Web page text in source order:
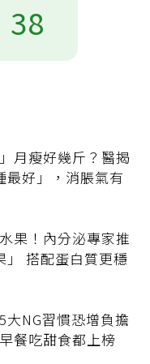
38
月瘦好幾斤？醫揭
最好」，消脹氣有
果！內分泌專家推
」 搭配蛋白質更穩
大NG習慣恐增負擔
餐吃甜食都上榜